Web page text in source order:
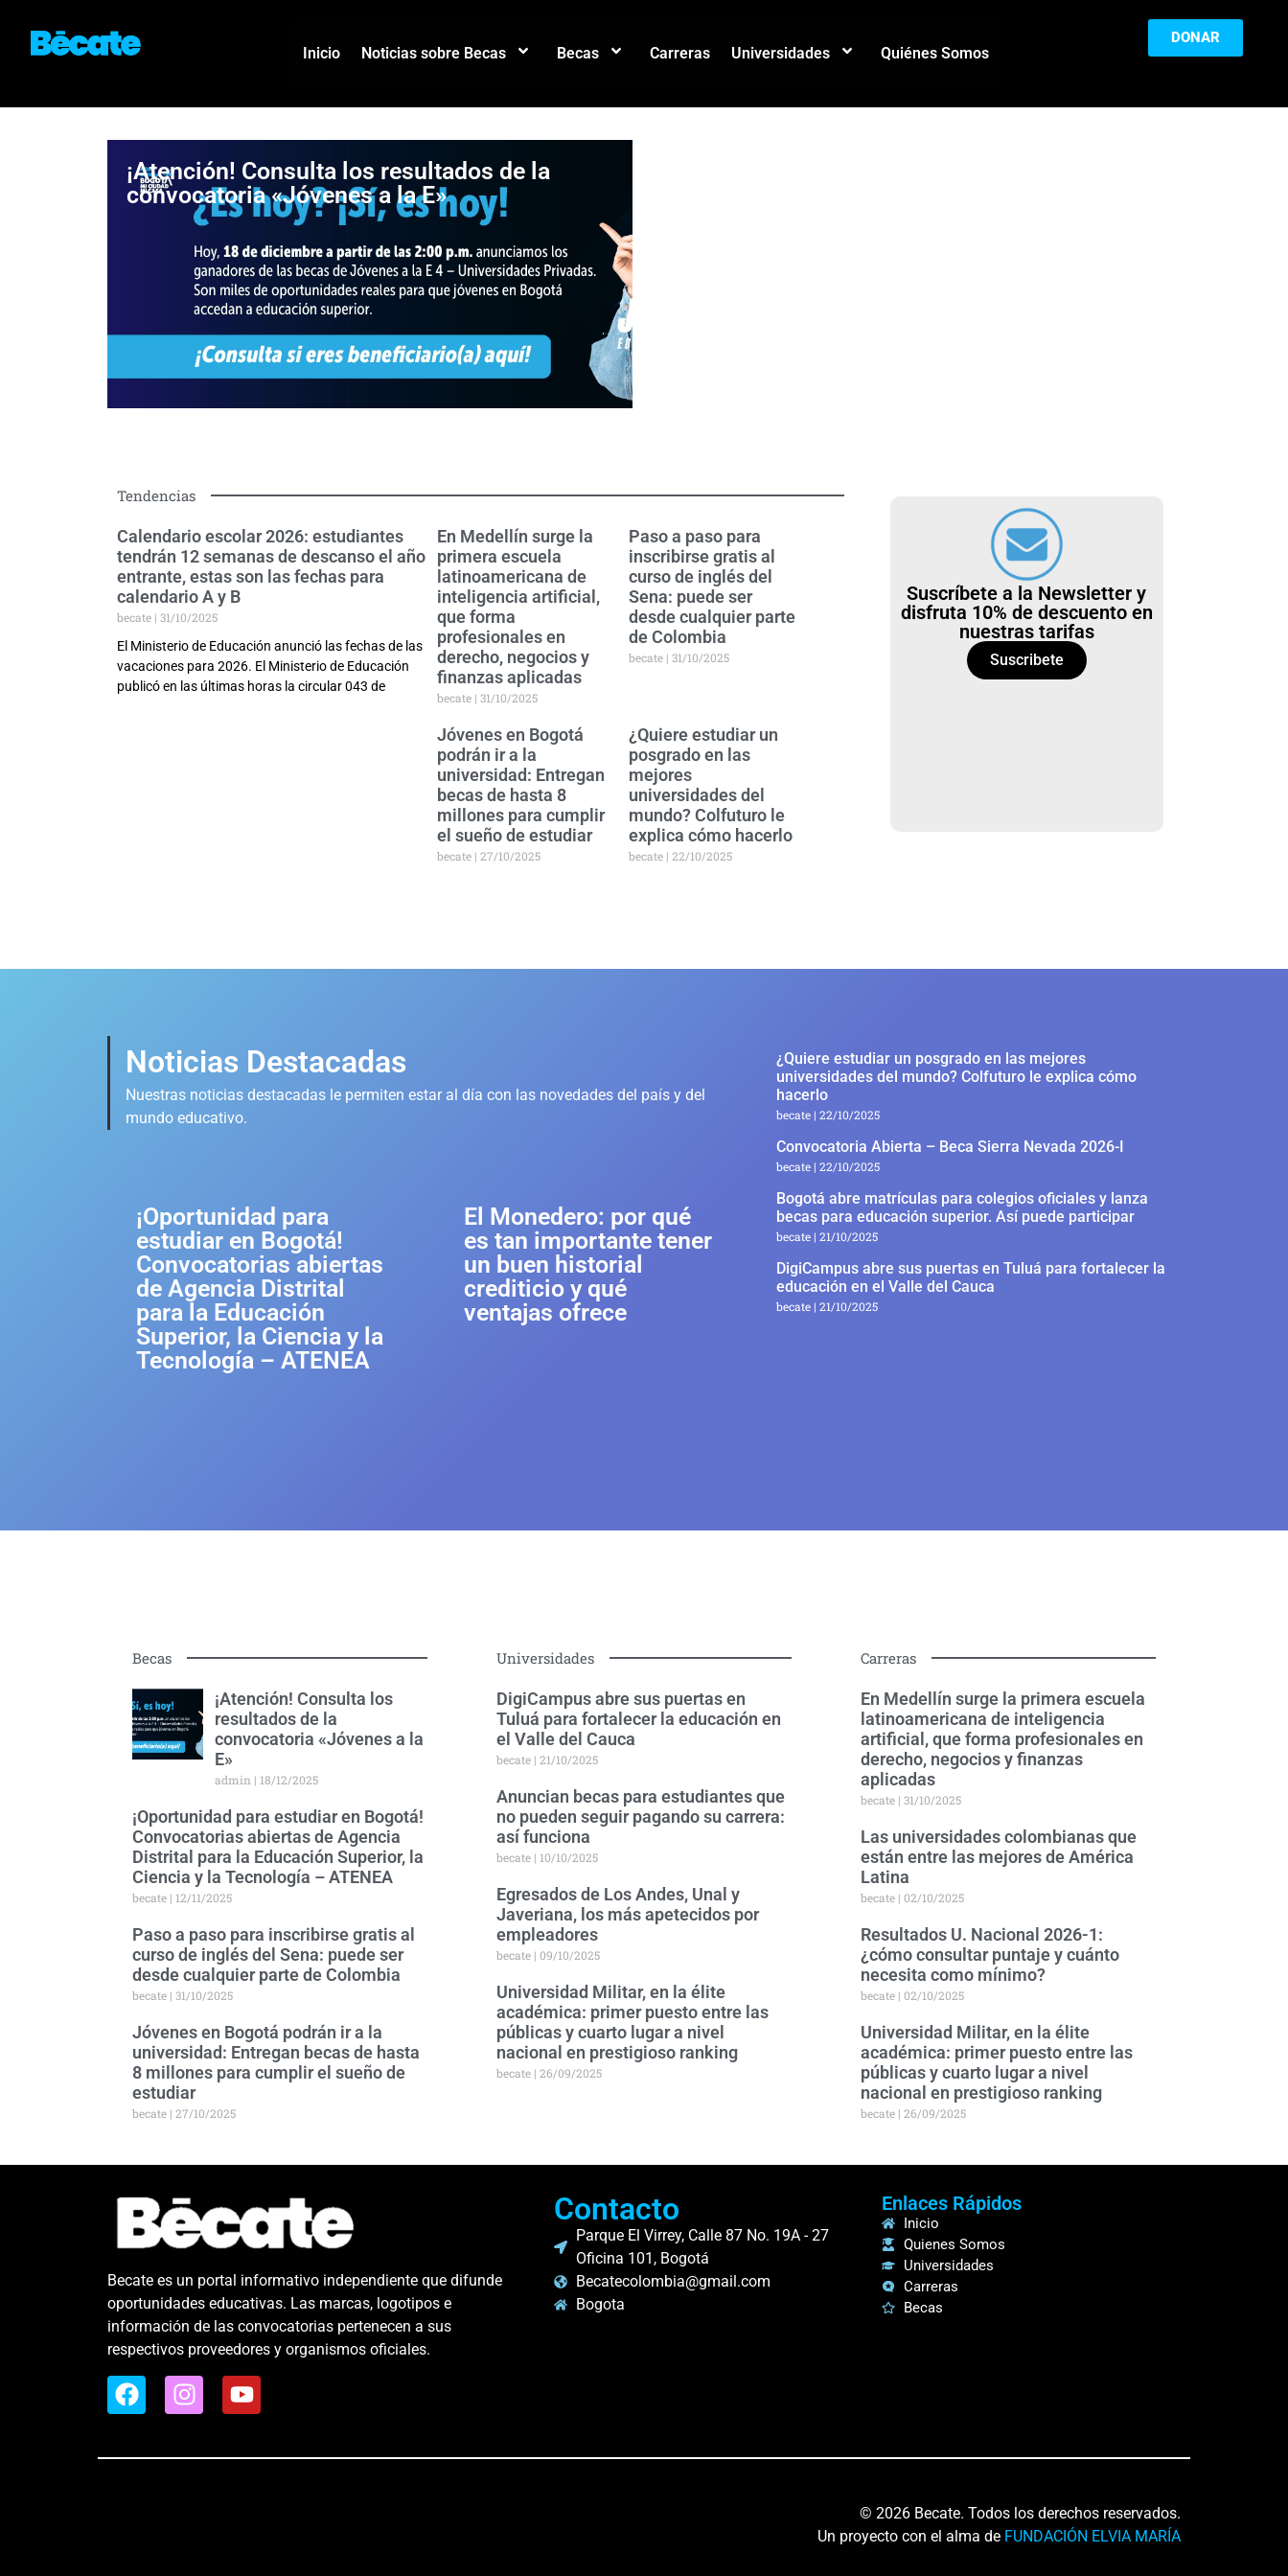
Inicio Noticias sobre Becas Becas Carreras Universidades Quiénes Somos
DONAR
¡Atención! Consulta los resultados de la
convocatoria «Jóvenes a la E»
Tendencias
Calendario escolar 2026: estudiantes
tendrán 12 semanas de descanso el año
entrante, estas son las fechas para
calendario A y B
becate 31/10/2025
El Ministerio de Educación anunció las fechas de las
vacaciones para 2026. El Ministerio de Educación
publicó en las últimas horas la circular 043 de
En Medellín surge la
primera escuela
latinoamericana de
inteligencia artificial,
que forma
profesionales en
derecho, negocios y
finanzas aplicadas
becate 31/10/2025
Paso a paso para
inscribirse gratis al
curso de inglés del
Sena: puede ser
desde cualquier parte
de Colombia
becate 31/10/2025
Jóvenes en Bogotá
podrán ir a la
universidad: Entregan
becas de hasta 8
millones para cumplir
el sueño de estudiar
becate 27/10/2025
¿Quiere estudiar un
posgrado en las
mejores
universidades del
mundo? Colfuturo le
explica cómo hacerlo
becate 22/10/2025
Suscríbete a la Newsletter y
disfruta 10% de descuento en
nuestras tarifas
Suscribete
Noticias Destacadas
Nuestras noticias destacadas le permiten estar al día con las novedades del país y del
mundo educativo.
¡Oportunidad para
estudiar en Bogotá!
Convocatorias abiertas
de Agencia Distrital
para la Educación
Superior, la Ciencia y la
Tecnología – ATENEA
El Monedero: por qué
es tan importante tener
un buen historial
crediticio y qué
ventajas ofrece
¿Quiere estudiar un posgrado en las mejores
universidades del mundo? Colfuturo le explica cómo
hacerlo
becate 22/10/2025
Convocatoria Abierta – Beca Sierra Nevada 2026-I
becate 22/10/2025
Bogotá abre matrículas para colegios oficiales y lanza
becas para educación superior. Así puede participar
becate 21/10/2025
DigiCampus abre sus puertas en Tuluá para fortalecer la
educación en el Valle del Cauca
becate 21/10/2025
Becas
¡Atención! Consulta los
resultados de la
convocatoria «Jóvenes a la
E»
admin 18/12/2025
¡Oportunidad para estudiar en Bogotá!
Convocatorias abiertas de Agencia
Distrital para la Educación Superior, la
Ciencia y la Tecnología – ATENEA
becate 12/11/2025
Paso a paso para inscribirse gratis al
curso de inglés del Sena: puede ser
desde cualquier parte de Colombia
becate 31/10/2025
Jóvenes en Bogotá podrán ir a la
universidad: Entregan becas de hasta
8 millones para cumplir el sueño de
estudiar
becate 27/10/2025
Universidades
DigiCampus abre sus puertas en
Tuluá para fortalecer la educación en
el Valle del Cauca
becate 21/10/2025
Anuncian becas para estudiantes que
no pueden seguir pagando su carrera:
así funciona
becate 10/10/2025
Egresados de Los Andes, Unal y
Javeriana, los más apetecidos por
empleadores
becate 09/10/2025
Universidad Militar, en la élite
académica: primer puesto entre las
públicas y cuarto lugar a nivel
nacional en prestigioso ranking
becate 26/09/2025
Carreras
En Medellín surge la primera escuela
latinoamericana de inteligencia
artificial, que forma profesionales en
derecho, negocios y finanzas
aplicadas
becate 31/10/2025
Las universidades colombianas que
están entre las mejores de América
Latina
becate 02/10/2025
Resultados U. Nacional 2026-1:
¿cómo consultar puntaje y cuánto
necesita como mínimo?
becate 02/10/2025
Universidad Militar, en la élite
académica: primer puesto entre las
públicas y cuarto lugar a nivel
nacional en prestigioso ranking
becate 26/09/2025
Becate es un portal informativo independiente que difunde
oportunidades educativas. Las marcas, logotipos e
información de las convocatorias pertenecen a sus
respectivos proveedores y organismos oficiales.
Contacto
Parque El Virrey, Calle 87 No. 19A - 27
Oficina 101, Bogotá
Becatecolombia@gmail.com
Bogota
Enlaces Rápidos
Inicio
Quienes Somos
Universidades
Carreras
Becas
© 2026 Becate. Todos los derechos reservados.
Un proyecto con el alma de FUNDACIÓN ELVIA MARÍA